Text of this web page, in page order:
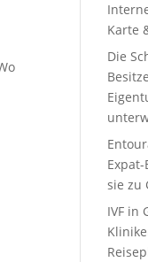
Karte
Die
sie zu
IVF in